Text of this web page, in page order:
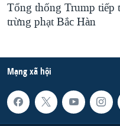
Tổng thống Trump tiếp
trừng phạt Bắc Hàn
Mạng xã hội